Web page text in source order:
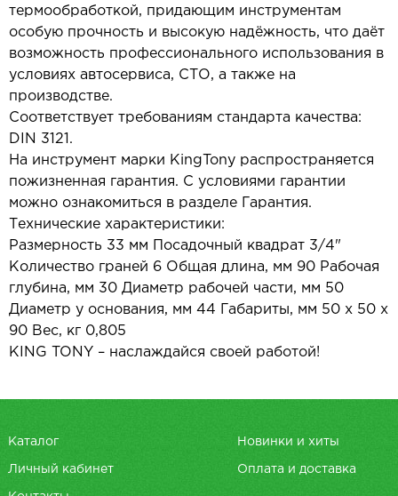
термообработкой, придающим инструментам
особую прочность и высокую надёжность, что даёт
возможность профессионального использования в
условиях автосервиса, СТО, а также на
производстве.
Соответствует требованиям стандарта качества:
DIN 3121.
На инструмент марки KingTony распространяется
пожизненная гарантия. С условиями гарантии
можно ознакомиться в разделе Гарантия.
Технические характеристики:
Размерность 33 мм Посадочный квадрат 3/4"
Количество граней 6 Общая длина, мм 90 Рабочая
глубина, мм 30 Диаметр рабочей части, мм 50
Диаметр у основания, мм 44 Габариты, мм 50 х 50 х
90 Вес, кг 0,805
KING TONY – наслаждайся своей работой!
Каталог Новинки и хиты
Личный кабинет Оплата и доставка